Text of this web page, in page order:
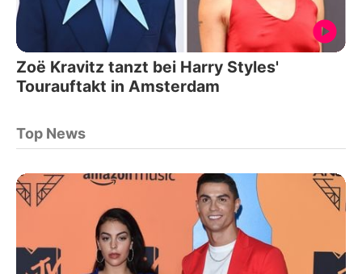
Zoë Kravitz tanzt bei Harry Styles'
Tourauftakt in Amsterdam
Top News